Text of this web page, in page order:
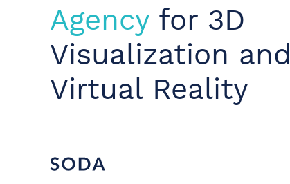
Agency for 3D
Visuali­za­tion and
Vir­tual Real­ity